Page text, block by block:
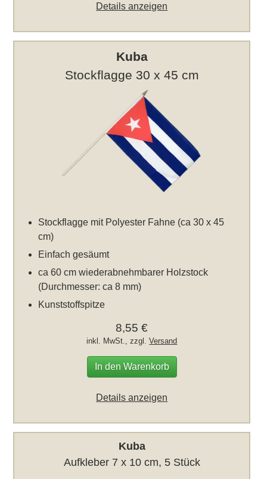
Details anzeigen
Kuba
Stockflagge 30 x 45 cm
Stockflagge mit Polyester Fahne (ca 30 x 45
cm)
Einfach gesäumt
ca 60 cm wiederabnehmbarer Holzstock
(Durchmesser: ca 8 mm)
Kunststoffspitze
8,55 €
inkl. MwSt., zzgl.Versand
In den Warenkorb
Details anzeigen
Kuba
Aufkleber 7 x 10 cm, 5 Stück